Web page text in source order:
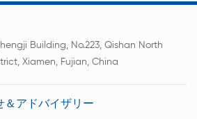
Building, No.223, Qishan North
Xiamen, Fujian, China
＆アドバイザリー